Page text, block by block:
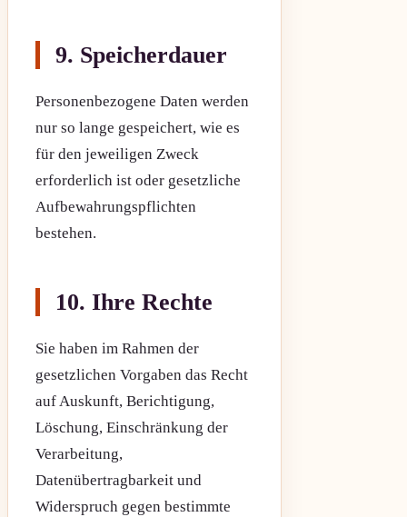
9. Speicherdauer
Personenbezogene Daten werden
nur so lange gespeichert, wie es
für den jeweiligen Zweck
erforderlich ist oder gesetzliche
Aufbewahrungspflichten
bestehen.
10. Ihre Rechte
Sie haben im Rahmen der
gesetzlichen Vorgaben das Recht
auf Auskunft, Berichtigung,
Löschung, Einschränkung der
Verarbeitung,
Datenübertragbarkeit und
Widerspruch gegen bestimmte